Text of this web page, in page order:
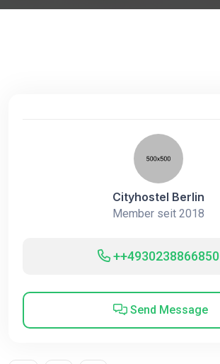
Cityhostel Berlin
Member seit 2018
++4930238866850
Send Message